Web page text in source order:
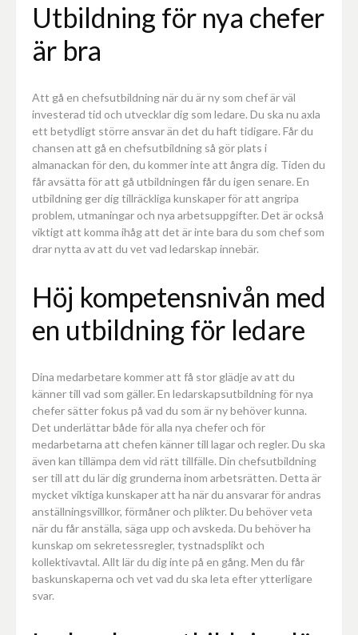
Utbildning för nya chefer
är bra
Att gå en chefsutbildning när du är ny som chef är väl
investerad tid och utvecklar dig som ledare. Du ska nu axla
ett betydligt större ansvar än det du haft tidigare. Får du
chansen att gå en chefsutbildning så gör plats i
almanackan för den, du kommer inte att ångra dig. Tiden du
får avsätta för att gå utbildningen får du igen senare. En
utbildning ger dig tillräckliga kunskaper för att angripa
problem, utmaningar och nya arbetsuppgifter. Det är också
viktigt att komma ihåg att det är inte bara du som chef som
drar nytta av att du vet vad ledarskap innebär.
Höj kompetensnivån med
en utbildning för ledare
Dina medarbetare kommer att få stor glädje av att du
känner till vad som gäller. En ledarskapsutbildning för nya
chefer sätter fokus på vad du som är ny behöver kunna.
Det underlättar både för alla nya chefer och för
medarbetarna att chefen känner till lagar och regler. Du ska
även kan tillämpa dem vid rätt tillfälle. Din chefsutbildning
ser till att du lär dig grunderna inom arbetsrätten. Detta är
mycket viktiga kunskaper att ha när du ansvarar för andras
anställningsvillkor, förmåner och plikter. Du behöver veta
när du får anställa, säga upp och avskeda. Du behöver ha
kunskap om sekretessregler, tystnadsplikt och
kollektivavtal. Allt lär du dig inte på en gång. Men du får
baskunskaperna och vet vad du ska leta efter ytterligare
svar.